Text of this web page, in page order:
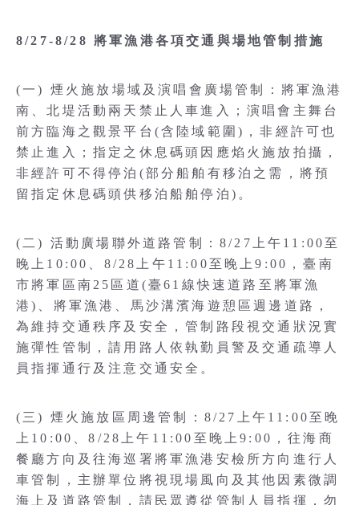
8/27-8/28 將軍漁港各項交通與場地管制措施
(一) 煙火施放場域及演唱會廣場管制：將軍漁港
南、北堤活動兩天禁止人車進入；演唱會主舞台
前方臨海之觀景平台(含陸域範圍)，非經許可也
禁止進入；指定之休息碼頭因應焰火施放拍攝，
非經許可不得停泊(部分船舶有移泊之需，將預
留指定休息碼頭供移泊船舶停泊)。
(二) 活動廣場聯外道路管制：8/27上午11:00至
晚上10:00、8/28上午11:00至晚上9:00，臺南
市將軍區南25區道(臺61線快速道路至將軍漁
港)、將軍漁港、馬沙溝濱海遊憩區週邊道路，
為維持交通秩序及安全，管制路段視交通狀況實
施彈性管制，請用路人依執勤員警及交通疏導人
員指揮通行及注意交通安全。
(三) 煙火施放區周邊管制：8/27上午11:00至晚
上10:00、8/28上午11:00至晚上9:00，往海商
餐廳方向及往海巡署將軍漁港安檢所方向進行人
車管制，主辦單位將視現場風向及其他因素微調
海上及道路管制，請民眾遵從管制人員指揮，勿